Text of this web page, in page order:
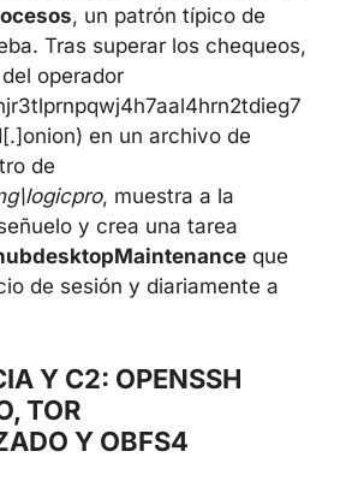
, un patrón típico de
Tras superar los chequeos,
operador
en un archivo de
de
, muestra a la
y crea una tarea
que
de sesión y diariamente a
Y C2: OPENSSH
TOR
Y OBFS4